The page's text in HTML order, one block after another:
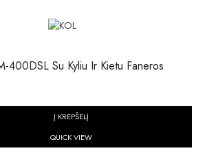
400DSL Su Kyliu Ir Kietu Faneros
Į KREPŠELĮ
QUICK VIEW